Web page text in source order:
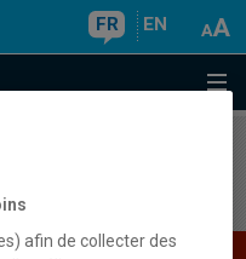
FR EN
afin de collecter des